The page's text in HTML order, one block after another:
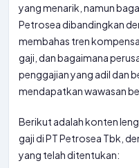
yang menarik, namun
Petrosea dibandingkan
membahas tren
gaji, dan bagaimana
penggajian yang adil dan
mendapatkan wawasan
Berikut adalah konten
gaji di PT Petrosea Tbk,
yang telah ditentukan: